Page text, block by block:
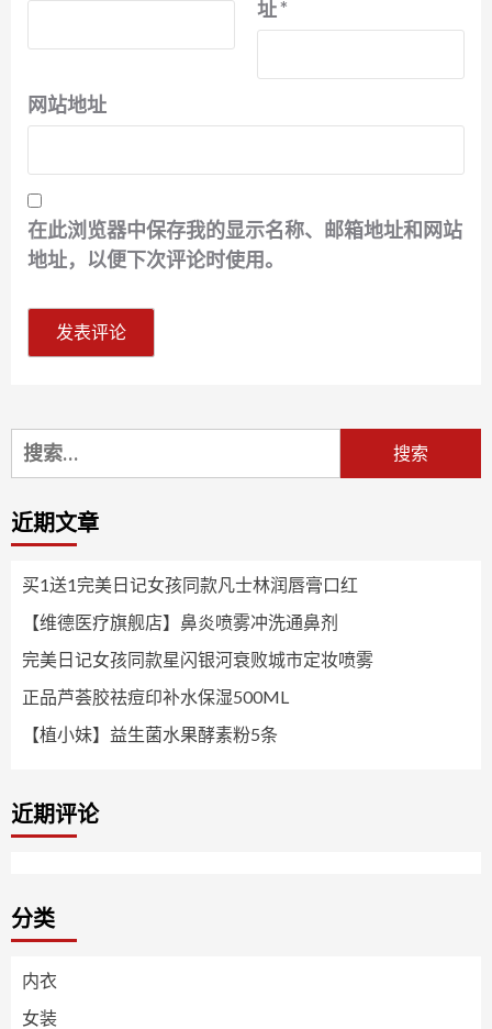
址*
网站地址
在此浏览器中保存我的显示名称、邮箱地址和网站
地址，以便下次评论时使用。
搜
索：
近期文章
买1送1完美日记女孩同款凡士林润唇膏口红
【维德医疗旗舰店】鼻炎喷雾冲洗通鼻剂
完美日记女孩同款星闪银河衰败城市定妆喷雾
正品芦荟胶祛痘印补水保湿500ML
【植小妹】益生菌水果酵素粉5条
近期评论
分类
内衣
女装